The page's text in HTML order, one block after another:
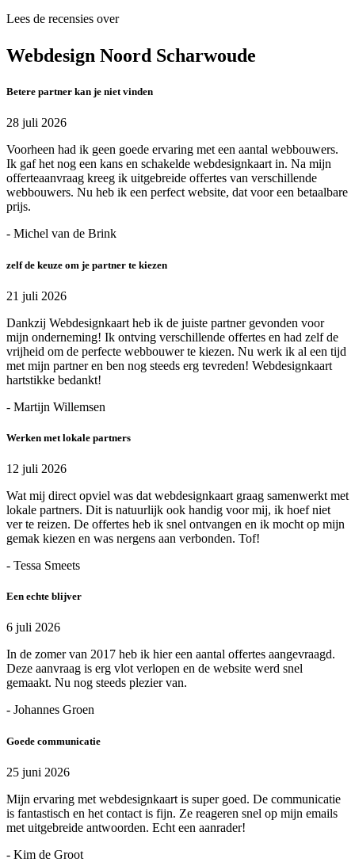
Lees de recensies over
Webdesign Noord Scharwoude
Betere partner kan je niet vinden
28 juli 2026
Voorheen had ik geen goede ervaring met een aantal webbouwers.
Ik gaf het nog een kans en schakelde webdesignkaart in. Na mijn
offerteaanvraag kreeg ik uitgebreide offertes van verschillende
webbouwers. Nu heb ik een perfect website, dat voor een betaalbare
prijs.
- Michel van de Brink
zelf de keuze om je partner te kiezen
21 juli 2026
Dankzij Webdesignkaart heb ik de juiste partner gevonden voor
mijn onderneming! Ik ontving verschillende offertes en had zelf de
vrijheid om de perfecte webbouwer te kiezen. Nu werk ik al een tijd
met mijn partner en ben nog steeds erg tevreden! Webdesignkaart
hartstikke bedankt!
- Martijn Willemsen
Werken met lokale partners
12 juli 2026
Wat mij direct opviel was dat webdesignkaart graag samenwerkt met
lokale partners. Dit is natuurlijk ook handig voor mij, ik hoef niet
ver te reizen. De offertes heb ik snel ontvangen en ik mocht op mijn
gemak kiezen en was nergens aan verbonden. Tof!
- Tessa Smeets
Een echte blijver
6 juli 2026
In de zomer van 2017 heb ik hier een aantal offertes aangevraagd.
Deze aanvraag is erg vlot verlopen en de website werd snel
gemaakt. Nu nog steeds plezier van.
- Johannes Groen
Goede communicatie
25 juni 2026
Mijn ervaring met webdesignkaart is super goed. De communicatie
is fantastisch en het contact is fijn. Ze reageren snel op mijn emails
met uitgebreide antwoorden. Echt een aanrader!
- Kim de Groot